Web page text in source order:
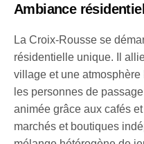
Ambiance
La Croix-Rousse se
résidentielle unique. Il
village et une
les personnes de
animée grâce aux cafés
marchés et boutiques